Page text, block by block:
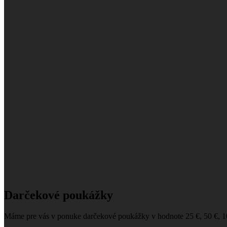
Darčekové poukážky
Máme pre vás v ponuke darčekové poukážky v hodnote 25 €, 50 €,